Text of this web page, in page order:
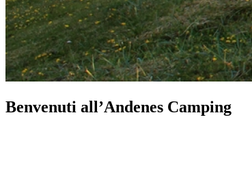
Benvenuti all’Andenes Camping